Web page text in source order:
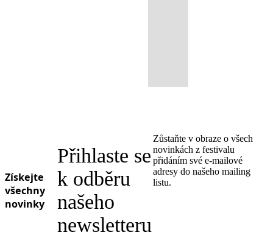
Získejte
všechny
novinky
Přihlaste se
k odběru
našeho
newsletteru
Zůstaňte v obraze o všech
novinkách z festivalu
přidáním své e-mailové
adresy do našeho mailing
listu.